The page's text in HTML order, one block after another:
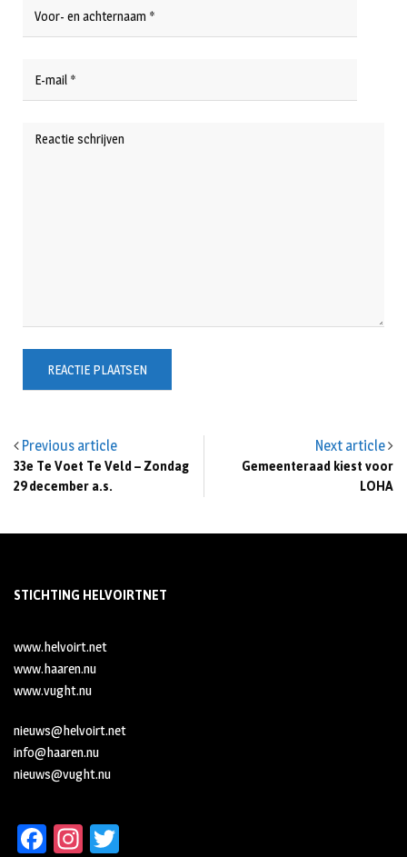
Previous article
33e Te Voet Te Veld – Zondag
29 december a.s.
Next article
Gemeenteraad kiest voor
LOHA
STICHTING HELVOIRTNET
www.helvoirt.net
www.haaren.nu
www.vught.nu
nieuws@helvoirt.net
info@haaren.nu
nieuws@vught.nu
Fa In